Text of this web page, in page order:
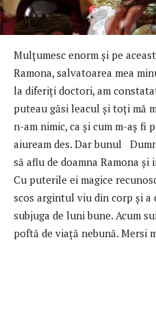
Mulţumesc enorm și pe
Ramona, salvatoarea mea
la diferiți doctori, am
puteau găsi leacul și toți mă
n-am nimic, ca și cum m-aș fi
aiuream des. Dar bunul
să aflu de doamna Ramona şi
Cu puterile ei magice
scos argintul viu din corp și a
subjuga de luni bune. Acum
poftă de viaţă nebună. Mersi